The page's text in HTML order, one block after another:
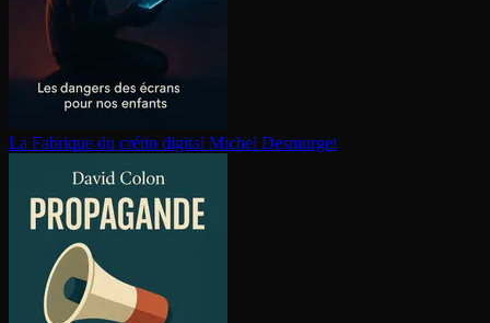
La Fabrique du crétin digital Michel Desmurget